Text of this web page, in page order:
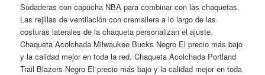
Sudaderas con capucha NBA para combinar con las chaquetas.
Las rejillas de ventilación con cremallera a lo largo de las
costuras laterales de la chaqueta personalizan el ajuste.
Chaqueta Acolchada Milwaukee Bucks Negro El precio más bajo
y la calidad mejor en toda la red. Chaqueta Acolchada Portland
Trail Blazers Negro El precio más bajo y la calidad mejor en toda